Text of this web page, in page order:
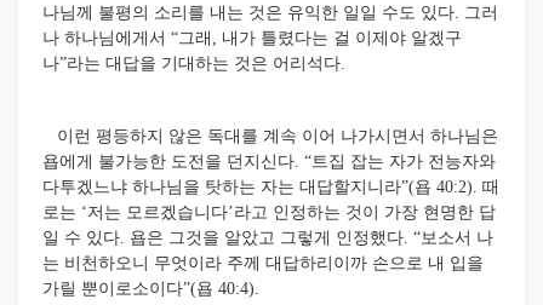
나님께 불평의 소리를 내는 것은 유익한 일일 수도 있다. 그러
나 하나님에게서 “그래, 내가 틀렸다는 걸 이제야 알겠구
나”라는 대답을 기대하는 것은 어리석다.
이런 평등하지 않은 독대를 계속 이어 나가시면서 하나님은
욥에게 불가능한 도전을 던지신다. “트집 잡는 자가 전능자와
다투겠느냐 하나님을 탓하는 자는 대답할지니라”(욥 40:2). 때
로는 ‘저는 모르겠습니다’라고 인정하는 것이 가장 현명한 답
일 수 있다. 욥은 그것을 알았고 그렇게 인정했다. “보소서 나
는 비천하오니 무엇이라 주께 대답하리이까 손으로 내 입을
가릴 뿐이로소이다”(욥 40:4).